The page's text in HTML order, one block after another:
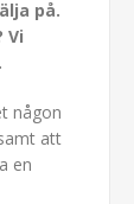
på.
Vi
någon
att
en